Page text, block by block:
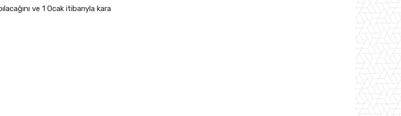
ve 1 Ocak itibarıyla kara